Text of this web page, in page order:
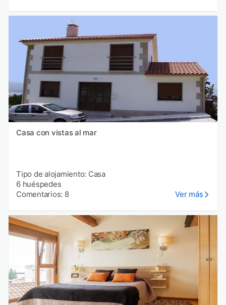
Casa con vistas al mar
Tipo de alojamiento: Casa
6 huéspedes
Comentarios: 8
Ver más